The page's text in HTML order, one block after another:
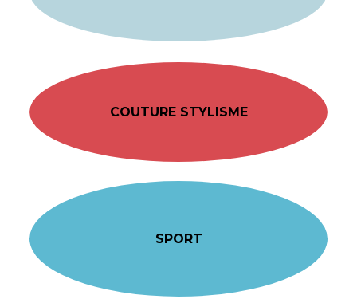
COUTURE STYLISME
SPORT